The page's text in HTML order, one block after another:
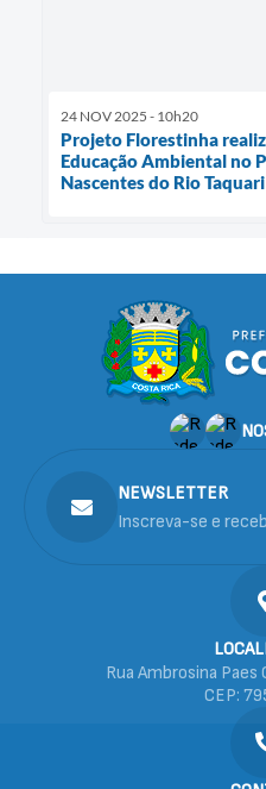
24 NOV 2025 - 10h20
Projeto Florestinha
Educação Ambiental no
Nascentes do Rio
Rua Ambrosina
CEP:
NEWSLETTER
Inscreva-se e